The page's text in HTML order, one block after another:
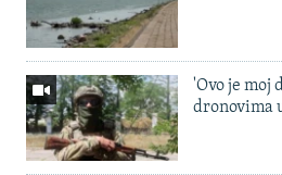
'Ovo je moj
dronovima